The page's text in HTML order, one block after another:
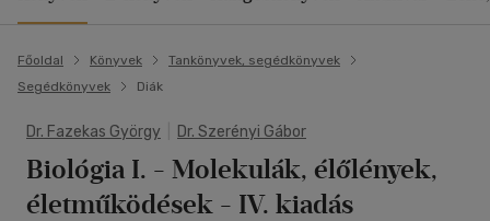
Főoldal Könyvek
Tankönyvek, segédkönyvek
Segédkönyvek
Diák
Dr. Fazekas György Dr. Szerényi Gábor
Biológia I. - Molekulák, élőlények,
életműködések - IV. kiadás